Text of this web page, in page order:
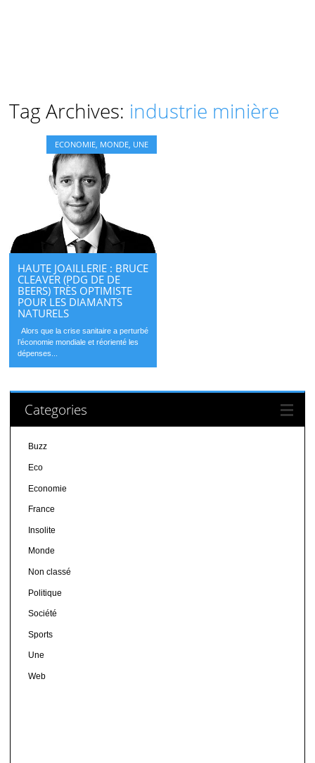
Tag Archives: industrie minière
ECONOMIE MONDE UNE
HAUTE JOAILLERIE : BRUCE
CLEAVER (PDG DE DE
BEERS) TRÈS OPTIMISTE
POUR LES DIAMANTS
NATURELS
Alors que la crise sanitaire a perturbé
l’économie mondiale et réorienté les
dépenses...
Categories
Buzz
Eco
Economie
France
Insolite
Monde
Non classé
Politique
Société
Sports
Une
Web